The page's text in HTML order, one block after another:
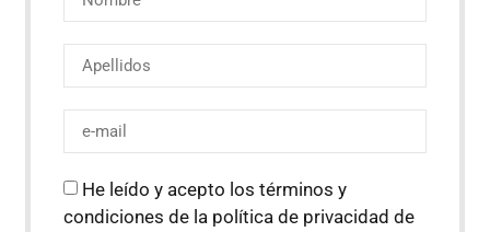
He leído y acepto los términos y
condiciones de la política de privacidad de